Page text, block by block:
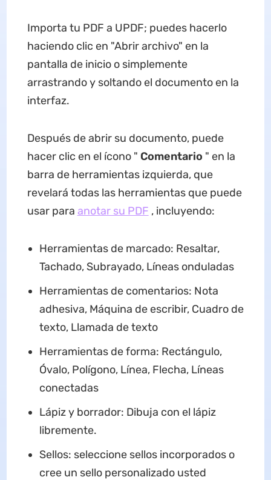
Importa tu PDF a UPDF; puedes hacerlo
haciendo clic en "Abrir archivo" en la
pantalla de inicio o simplemente
arrastrando y soltando el documento en la
interfaz.
Después de abrir su documento, puede
hacer clic en el ícono " Comentario " en la
barra de herramientas izquierda, que
revelará todas las herramientas que puede
usar para anotar su PDF , incluyendo:
Herramientas de marcado: Resaltar,
Tachado, Subrayado, Líneas onduladas
Herramientas de comentarios: Nota
adhesiva, Máquina de escribir, Cuadro de
texto, Llamada de texto
Herramientas de forma: Rectángulo,
Óvalo, Polígono, Línea, Flecha, Líneas
conectadas
Lápiz y borrador: Dibuja con el lápiz
libremente.
Sellos: seleccione sellos incorporados o
cree un sello personalizado usted